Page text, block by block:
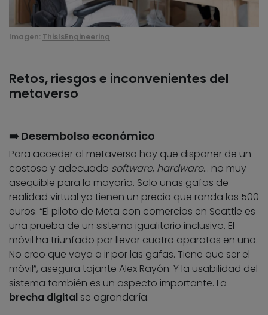
Imagen: ThisIsEngineering
Retos, riesgos e inconvenientes del
metaverso
➡️ Desembolso económico
Para acceder al metaverso hay que disponer de un
costoso y adecuado software, hardware… no muy
asequible para la mayoría. Solo unas gafas de
realidad virtual ya tienen un precio que ronda los 500
euros. “El piloto de Meta con comercios en Seattle es
una prueba de un sistema igualitario inclusivo. El
móvil ha triunfado por llevar cuatro aparatos en uno.
No creo que vaya a ir por las gafas. Tiene que ser el
móvil”, asegura tajante Alex Rayón. Y la usabilidad del
sistema también es un aspecto importante. La
brecha digital se agrandaría.